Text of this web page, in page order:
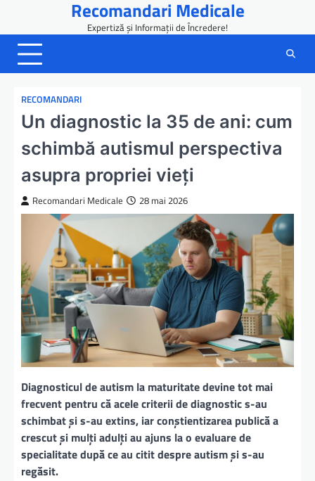
content
Recomandari Medicale
Expertiză și Informații de Încredere!
RECOMANDARI
Un diagnostic la 35 de ani: cum
schimbă autismul perspectiva
asupra propriei vieți
Recomandari Medicale 28 mai 2026
Diagnosticul de autism la maturitate devine tot mai
frecvent pentru că acele criterii de diagnostic s-au
schimbat și s-au extins, iar conștientizarea publică a
crescut și mulți adulți au ajuns la o evaluare de
specialitate după ce au citit despre autism și s-au
regăsit.